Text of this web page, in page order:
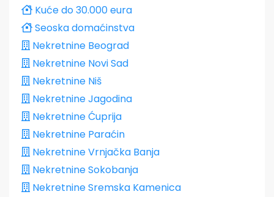
Kuće do 30.000 eura
Seoska domaćinstva
Nekretnine Beograd
Nekretnine Novi Sad
Nekretnine Niš
Nekretnine Jagodina
Nekretnine Ćuprija
Nekretnine Paraćin
Nekretnine Vrnjačka Banja
Nekretnine Sokobanja
Nekretnine Sremska Kamenica